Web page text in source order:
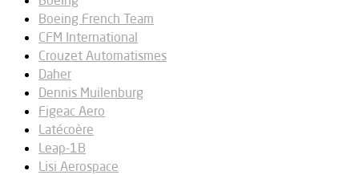
Boeing French Team
CFM International
Crouzet Automatismes
Daher
Dennis Muilenburg
Figeac Aero
Latécoère
Leap-1B
Lisi Aerospace